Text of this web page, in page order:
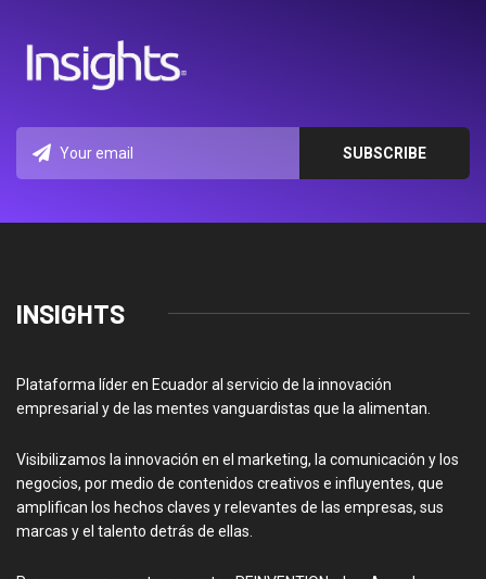
INSIGHTS
Plataforma líder en Ecuador al servicio de la innovación
empresarial y de las mentes vanguardistas que la alimentan.
Visibilizamos la innovación en el marketing, la comunicación y los
negocios, por medio de contenidos creativos e influyentes, que
amplifican los hechos claves y relevantes de las empresas, sus
marcas y el talento detrás de ellas.